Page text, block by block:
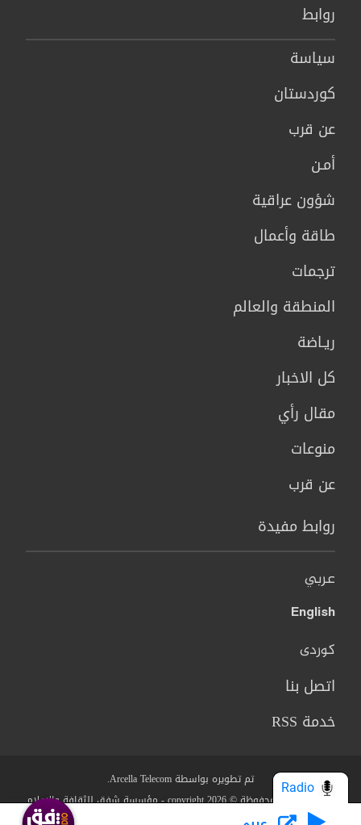
روابط
سیاسة
كوردستان
عن قرب
أمـن
شؤون عراقية
طاقة وأعمال
ترجمات
المنطقة والعالم
ريـاضة
كل الاخبار
مقال رأي
منوعات
عن قرب
روابط مفيدة
عربي
English
کوردی
اتصل بنا
خدمة RSS
تم تطويره بواسطة Arcella Telecom.
جميع الحقوق محفوظة © copyright 2026 - مؤسسة شفق للثقافة والاعلام
Radio